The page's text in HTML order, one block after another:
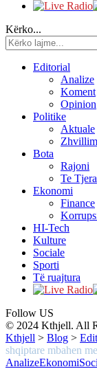
Kërko...
Editorial
Analize
Koment
Opinion
Politike
Aktuale
Zhvillim
Bota
Rajoni
Te Tjera
Ekonomi
Finance
HI-Tech
Kulture
Sociale
Sporti
Të ruajtura
Follow US
© 2024 Kthjell. All
Kthjell > Blog >
shqiptare mbahen
AnalizeEkonomi